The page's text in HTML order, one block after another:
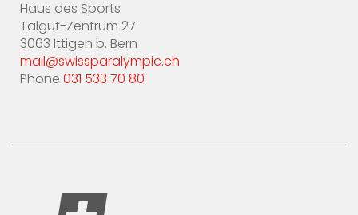
Haus des Sports
Talgut-Zentrum 27
3063 Ittigen b. Bern
mail@swissparalympic.ch
Phone 031 533 70 80